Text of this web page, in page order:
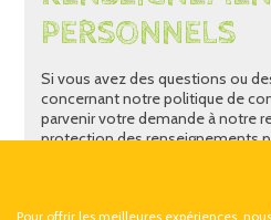
Pour offrir les meilleures expériences,
PERSONNELS
Si vous avez des questions ou
concernant notre politique de
parvenir votre demande à notre
protection des renseignements